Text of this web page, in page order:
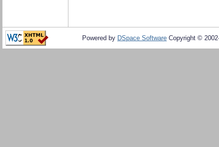
Powered by DSpace Software Copyright ©